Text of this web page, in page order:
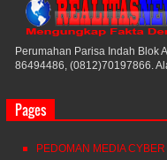
Perumahan Parisa Indah Blok
86494486, (0812)70197866.
Pages
PEDOMAN MEDIA CYBER